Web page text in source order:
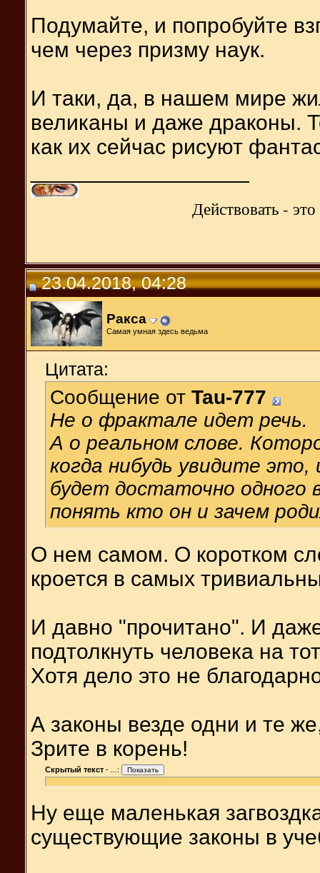
Подумайте, и попробуйте
чем через призму наук.
И таки, да, в нашем мире
великаны и даже драконы.
как их сейчас рисуют
Действовать -
23.04.2018, 04:28
Ракса
Самая умная здесь ведьма
Цитата:
Сообщение от Tau-777
Не о фрактале идет речь.
А о реальном слове.
когда нибудь увидите
будет достаточно одного
понять кто он и зачем
О нем самом. О коротком
кроется в самых
И давно "прочитано". И
подтолкнуть человека на
Хотя дело это не
А законы везде одни и те
Зрите в корень!
Скрытый текст - :
Ну еще маленькая
существующие законы в